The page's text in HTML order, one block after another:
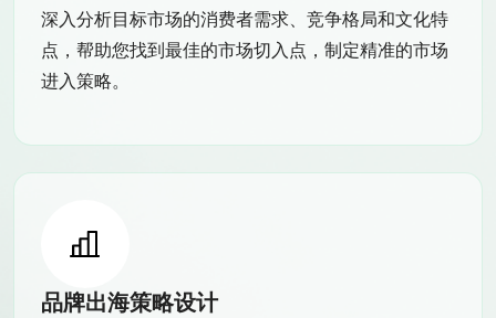
深入分析目标市场的消费者需求、竞争格局和文化特
点，帮助您找到最佳的市场切入点，制定精准的市场
进入策略。
品牌出海策略设计